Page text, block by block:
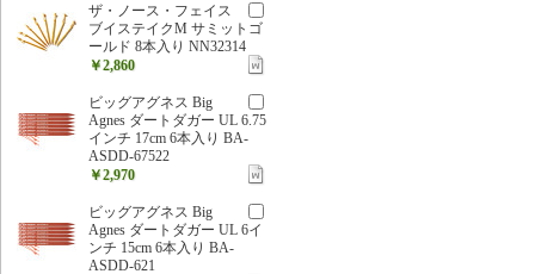
ザ・ノース・フェイス
ブイステイクM サミットゴ
ールド 8本入り NN32314
￥2,860
ビッグアグネス Big
Agnes ダートダガー UL 6.75
インチ 17cm 6本入り BA-
ASDD-67522
￥2,970
ビッグアグネス Big
Agnes ダートダガー UL 6イ
ンチ 15cm 6本入り BA-
ASDD-621